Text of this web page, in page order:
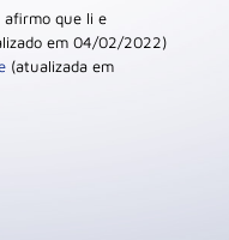
afirmo que li e
em 04/02/2022)
(atualizada em